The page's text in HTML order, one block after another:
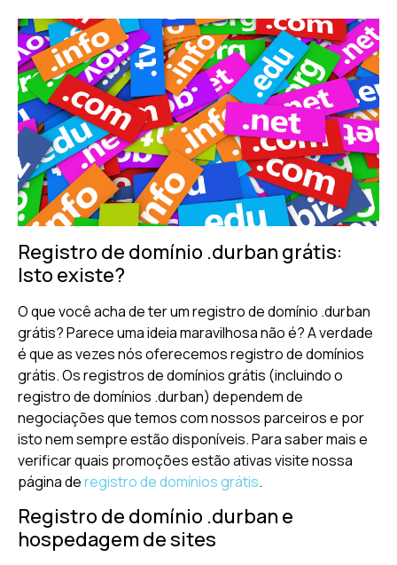
Registro de domínio .durban grátis:
Isto existe?
O que você acha de ter um registro de domínio .durban
grátis? Parece uma ideia maravilhosa não é? A verdade
é que as vezes nós oferecemos registro de domínios
grátis. Os registros de domínios grátis (incluindo o
registro de domínios .durban) dependem de
negociações que temos com nossos parceiros e por
isto nem sempre estão disponíveis. Para saber mais e
verificar quais promoções estão ativas visite nossa
página deregistro de domínios grátis.
Registro de domínio .durban e
hospedagem de sites